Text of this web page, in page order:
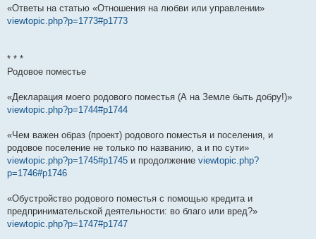
«Ответы на статью «Отношения на любви или управлении»
viewtopic.php?p=1773#p1773
* * *
Родовое поместье
«Декларация моего родового поместья (А на Земле быть добру!)»
viewtopic.php?p=1744#p1744
«Чем важен образ (проект) родового поместья и поселения, и
родовое поселение не только по названию, а и по сути»
viewtopic.php?p=1745#p1745 и продолжение viewtopic.php?
p=1746#p1746
«Обустройство родового поместья с помощью кредита и
предпринимательской деятельности: во благо или вред?»
viewtopic.php?p=1747#p1747